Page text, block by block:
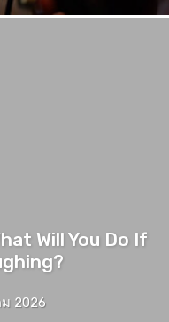
Will You Do If
2026